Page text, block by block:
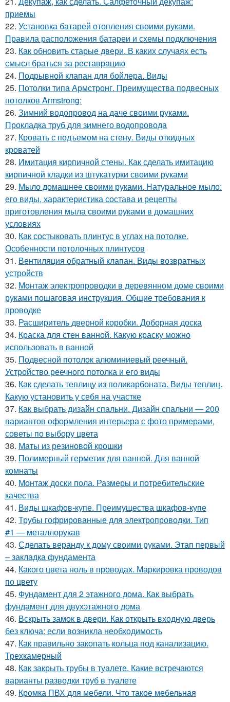
приемы
22. Установка батарей отопления своими руками.
Правила расположения батареи и схемы подключения
23. Как обновить старые двери. В каких случаях есть
смысл браться за реставрацию
24. Подрывной клапан для бойлера. Виды
25. Потолки типа Армстронг. Преимущества подвесных
потолков Armstrong:
26. Зимний водопровод на даче своими руками.
Прокладка труб для зимнего водопровода
27. Кровать с подъемом на стену. Виды откидных
кроватей
28. Имитация кирпичной стены. Как сделать имитацию
кирпичной кладки из штукатурки своими руками
29. Мыло домашнее своими руками. Натуральное мыло:
его виды, характеристика состава и рецепты
приготовления мыла своими руками в домашних
условиях
30. Как состыковать плинтус в углах на потолке.
Особенности потолочных плинтусов
31. Вентиляция обратный клапан. Виды возвратных
устройств
32. Монтаж электропроводки в деревянном доме своими
руками пошаговая инструкция. Общие требования к
проводке
33. Расширитель дверной коробки. Доборная доска
34. Краска для стен ванной. Какую краску можно
использовать в ванной
35. Подвесной потолок алюминиевый реечный.
Устройство реечного потолка и его виды
36. Как сделать теплицу из поликарбоната. Виды теплиц.
Какую установить у себя на участке
37. Как выбрать дизайн спальни. Дизайн спальни — 200
вариантов оформления интерьера с фото примерами,
советы по выбору цвета
38. Маты из резиновой крошки
39. Полимерный герметик для ванной. Для ванной
комнаты
40. Монтаж доски пола. Размеры и потребительские
качества
41. Виды шкафов-купе. Преимущества шкафов-купе
42. Трубы гофрированные для электропроводки. Тип
#1 — металлорукав
43. Сделать веранду к дому своими руками. Этап первый
– закладка фундамента
44. Какого цвета ноль в проводах. Маркировка проводов
по цвету
45. Фундамент для 2 этажного дома. Как выбрать
фундамент для двухэтажного дома
46. Вскрыть замок в двери. Как открыть входную дверь
без ключа: если возникла необходимость
47. Как правильно закопать кольца под канализацию.
Трехкамерный
48. Как закрыть трубы в туалете. Какие встречаются
варианты разводки труб в туалете
49. Кромка ПВХ для мебели. Что такое мебельная